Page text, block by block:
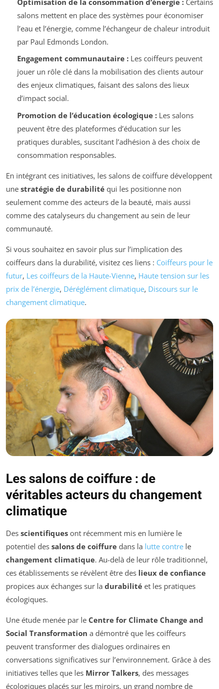
salons mettent en place des systèmes pour économiser
l’eau et l’énergie, comme l’échangeur de chaleur introduit
par Paul Edmonds London.
Engagement communautaire :Les coiffeurs peuvent
jouer un rôle clé dans la mobilisation des clients autour
des enjeux climatiques, faisant des salons des lieux
d’impact social.
Promotion de l’éducation écologique :Les salons
peuvent être des plateformes d’éducation sur les
pratiques durables, suscitant l’adhésion à des choix de
consommation responsables.
En intégrant ces initiatives, les salons de coiffure développent
une stratégie de durabilité qui les positionne non
seulement comme des acteurs de la beauté, mais aussi
comme des catalyseurs du changement au sein de leur
communauté.
Si vous souhaitez en savoir plus sur l’implication des
coiffeurs dans la durabilité, visitez ces liens : Coiffeurs pour le
futur, Les coiffeurs de la Haute-Vienne, Haute tension sur les
prix de l’énergie, Déréglément climatique, Discours sur le
changement climatique.
Les salons de coiffure : de
véritables acteurs du changement
climatique
Des scientifiques ont récemment mis en lumière le
potentiel des salons de coiffure dans la lutte contre le
changement climatique. Au-delà de leur rôle traditionnel,
ces établissements se révèlent être des lieux de confiance
propices aux échanges sur la durabilité et les pratiques
écologiques.
Une étude menée par le Centre for Climate Change and
Social Transformation a démontré que les coiffeurs
peuvent transformer des dialogues ordinaires en
conversations significatives sur l’environnement. Grâce à des
initiatives telles que les Mirror Talkers, des messages
écologiques placés sur les miroirs, un grand nombre de